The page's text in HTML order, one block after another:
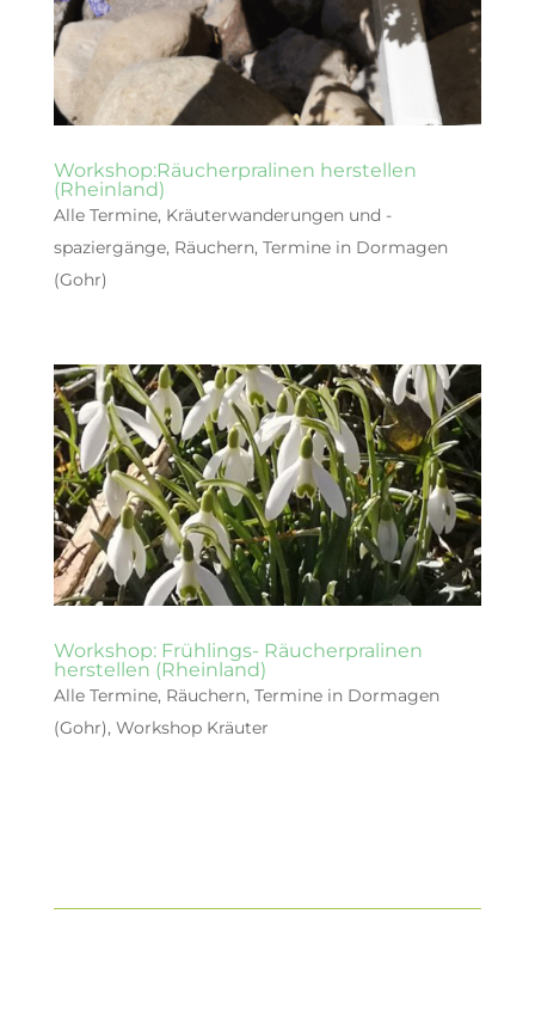
Workshop:Räucherpralinen herstellen
(Rheinland)
Alle Termine, Kräuterwanderungen und -
spaziergänge, Räuchern, Termine in Dormagen
(Gohr)
Workshop: Frühlings- Räucherpralinen
herstellen (Rheinland)
Alle Termine, Räuchern, Termine in Dormagen
(Gohr), Workshop Kräuter